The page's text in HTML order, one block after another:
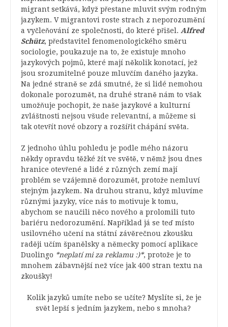
migrant setkává, když přestane mluvit svým rodným
jazykem. V migrantovi roste strach z neporozumění
a vyčleňování ze společnosti, do které přišel. Alfred
Schütz, představitel fenomenologického směru
sociologie, poukazuje na to, že existuje mnoho
jazykových pojmů, které mají několik konotací, jež
jsou srozumitelné pouze mluvčím daného jazyka.
Na jedné straně se zdá smutné, že si lidé nemohou
dokonale porozumět, na druhé straně nám to však
umožňuje pochopit, že naše jazykové a kulturní
zvláštnosti nejsou všude relevantní, a můžeme si
tak otevřít nové obzory a rozšířit chápání světa.
Z jednoho úhlu pohledu je podle mého názoru
někdy opravdu těžké žít ve světě, v němž jsou dnes
hranice otevřené a lidé z různých zemí mají
problém se vzájemně dorozumět, protože nemluví
stejným jazykem. Na druhou stranu, když mluvíme
různými jazyky, více nás to motivuje k tomu,
abychom se naučili něco nového a prolomili tuto
bariéru nedorozumění. Například já se teď místo
usilovného učení na státní závěrečnou zkoušku
raději učím španělsky a německy pomocí aplikace
Duolingo *neplatí mi za reklamu :)*, protože je to
mnohem zábavnější než více jak 400 stran textu na
zkoušky!
Kolik jazyků umíte nebo se učíte? Myslíte si, že je
svět lepší s jedním jazykem, nebo s mnoha?